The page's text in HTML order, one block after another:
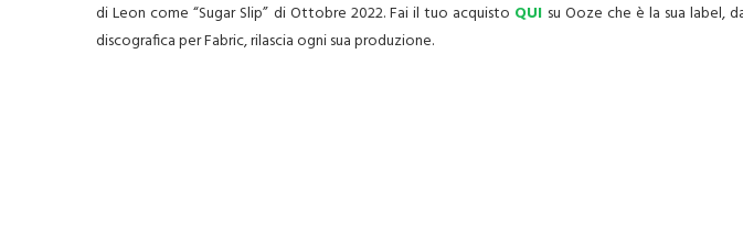
di Leon come “Sugar Slip” di Ottobre 2022. Fai il tuo acquisto QUI su Ooze che è la sua label,
discografica per Fabric, rilascia ogni sua produzione.